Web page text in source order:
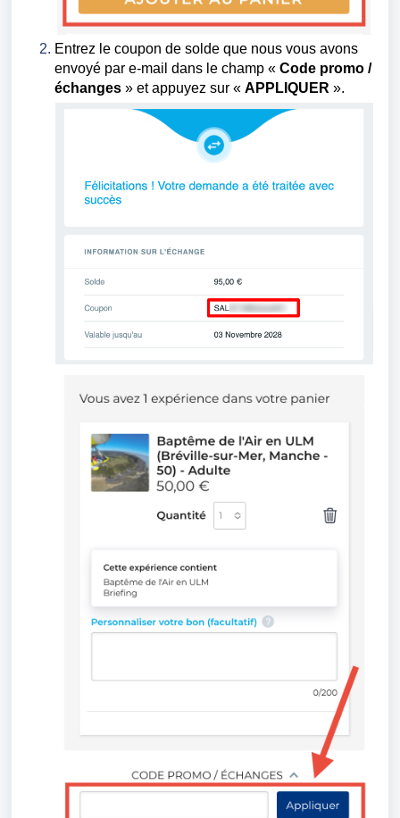
Entrez le coupon de solde que nous vous avons
envoyé par e-mail dans le champ « Code promo /
échanges » et appuyez sur « APPLIQUER ».